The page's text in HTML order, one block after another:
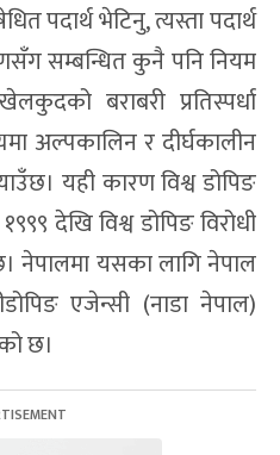
पदार्थ भेटिनु, त्यस्ता पदार्थ
सम्बन्धित कुनै पनि नियम
बराबरी प्रतिस्पर्धा
अल्पकालिन र दीर्घकालीन
यही कारण विश्व डोपिङ
देखि विश्व डोपिङ विरोधी
नेपालमा यसका लागि नेपाल
एजेन्सी (नाडा नेपाल)
छ।